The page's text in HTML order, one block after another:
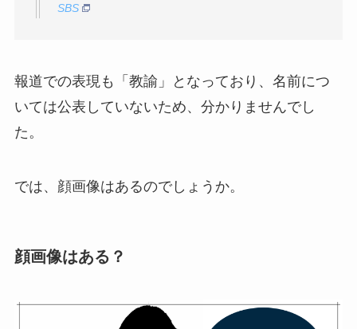
SBS
報道での表現も「教諭」となっており、名前につ
いては公表していないため、分かりませんでし
た。
では、顔画像はあるのでしょうか。
顔画像はある？